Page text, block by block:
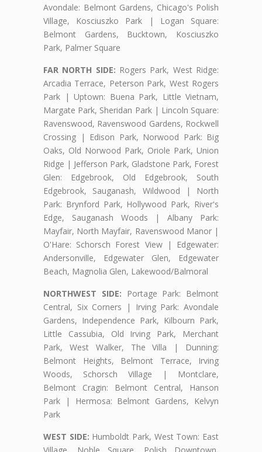
Avondale: Belmont Gardens, Chicago's Polish
Village, Kosciuszko Park | Logan Square:
Belmont Gardens, Bucktown, Kosciuszko
Park, Palmer Square
FAR NORTH SIDE: Rogers Park, West Ridge:
Arcadia Terrace, Peterson Park, West Rogers
Park | Uptown: Buena Park, Little Vietnam,
Margate Park, Sheridan Park | Lincoln Square:
Ravenswood, Ravenswood Gardens, Rockwell
Crossing | Edison Park, Norwood Park: Big
Oaks, Old Norwood Park, Oriole Park, Union
Ridge | Jefferson Park, Gladstone Park, Forest
Glen: Edgebrook, Old Edgebrook, South
Edgebrook, Sauganash, Wildwood | North
Park: Brynford Park, Hollywood Park, River's
Edge, Sauganash Woods | Albany Park:
Mayfair, North Mayfair, Ravenswood Manor |
O'Hare: Schorsch Forest View | Edgewater:
Andersonville, Edgewater Glen, Edgewater
Beach, Magnolia Glen, Lakewood/Balmoral
NORTHWEST SIDE: Portage Park: Belmont
Central, Six Corners | Irving Park: Avondale
Gardens, Independence Park, Kilbourn Park,
Little Cassubia, Old Irving Park, Merchant
Park, West Walker, The Villa | Dunning:
Belmont Heights, Belmont Terrace, Irving
Woods, Schorsch Village | Montclare,
Belmont Cragin: Belmont Central, Hanson
Park | Hermosa: Belmont Gardens, Kelvyn
Park
WEST SIDE: Humboldt Park, West Town: East